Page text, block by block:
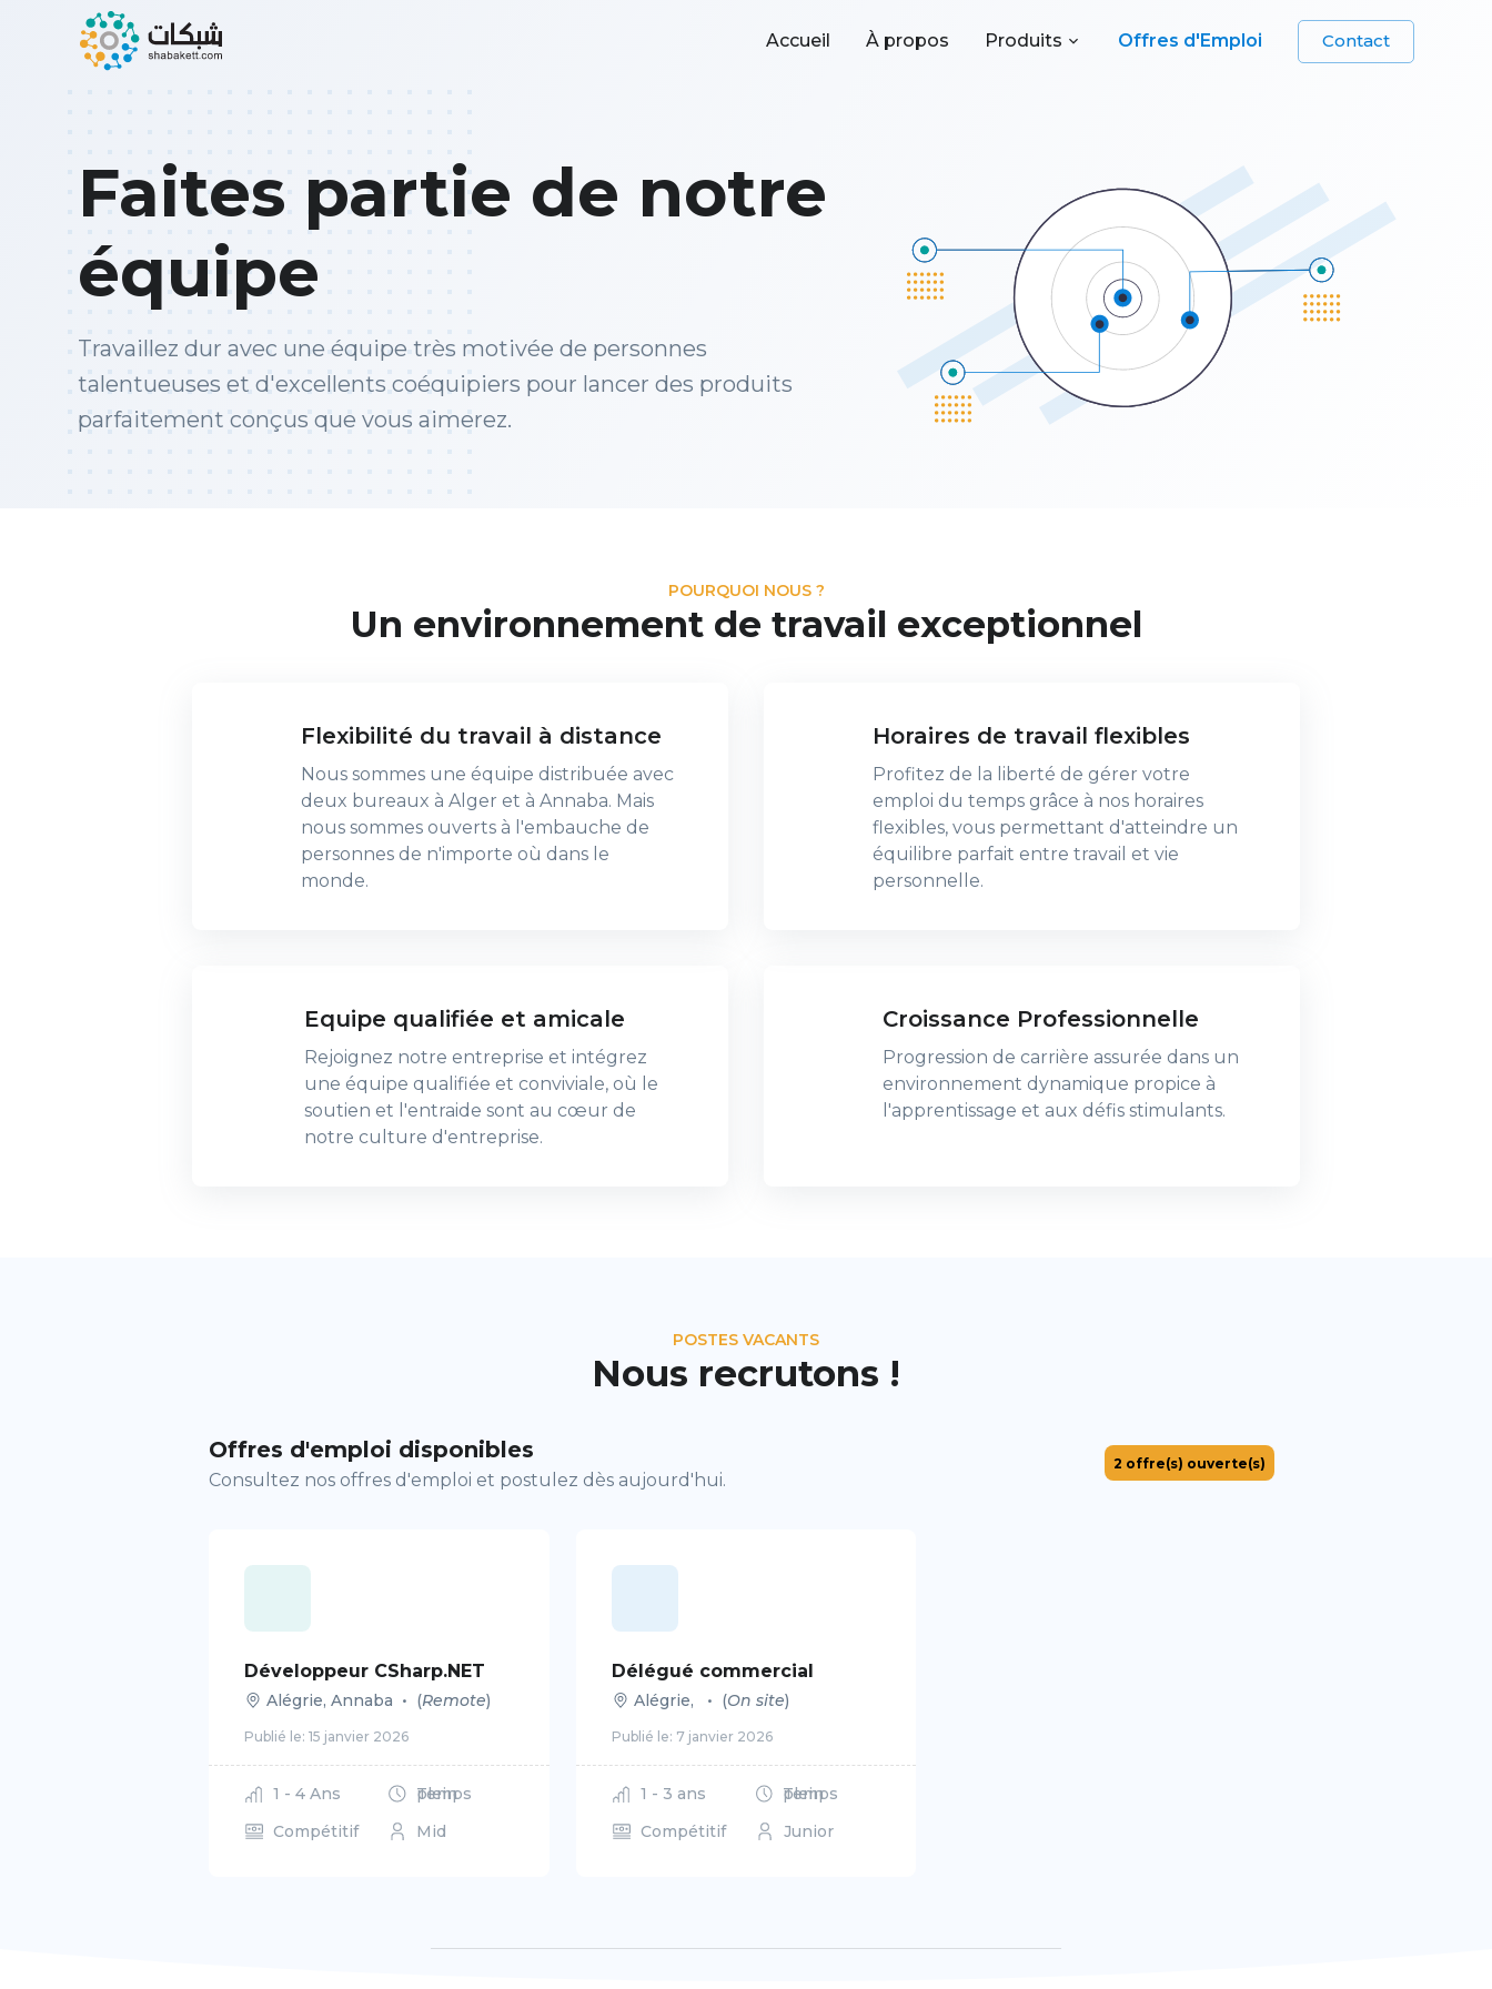
Accueil À propos Produits Offres d'Emploi Contact
Faites partie de notre
équipe
Travaillez dur avec une équipe très motivée de personnes
talentueuses et d'excellents coéquipiers pour lancer des produits
parfaitement conçus que vous aimerez.
POURQUOI NOUS ?
Un environnement de travail exceptionnel
Flexibilité du travail à distance
Nous sommes une équipe distribuée avec
deux bureaux à Alger et à Annaba. Mais
nous sommes ouverts à l'embauche de
personnes de n'importe où dans le
monde.
Horaires de travail flexibles
Profitez de la liberté de gérer votre
emploi du temps grâce à nos horaires
flexibles, vous permettant d'atteindre un
équilibre parfait entre travail et vie
personnelle.
Equipe qualifiée et amicale
Rejoignez notre entreprise et intégrez
une équipe qualifiée et conviviale, où le
soutien et l'entraide sont au cœur de
notre culture d'entreprise.
Croissance Professionnelle
Progression de carrière assurée dans un
environnement dynamique propice à
l'apprentissage et aux défis stimulants.
POSTES VACANTS
Nous recrutons !
Offres d'emploi disponibles
Consultez nos offres d'emploi et postulez dès aujourd'hui.
2 offre(s) ouverte(s)
Développeur CSharp.NET
Alégrie, Annaba • (Remote)
Publié le: 15 janvier 2026
1 - 4 Ans
Temps plein
Compétitif
Mid
Délégué commercial
Alégrie, • (On site)
Publié le: 7 janvier 2026
1 - 3 ans
Temps plein
Compétitif
Junior